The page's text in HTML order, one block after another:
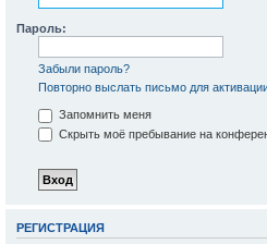
Пароль:
Забыли пароль?
Повторно выслать письмо для
Запомнить меня
Скрыть моё пребывание на
РЕГИСТРАЦИЯ